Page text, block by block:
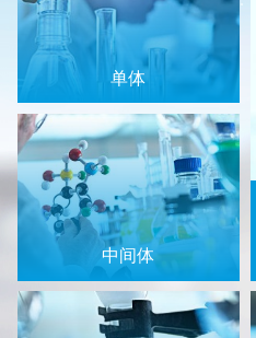
单体
中间体